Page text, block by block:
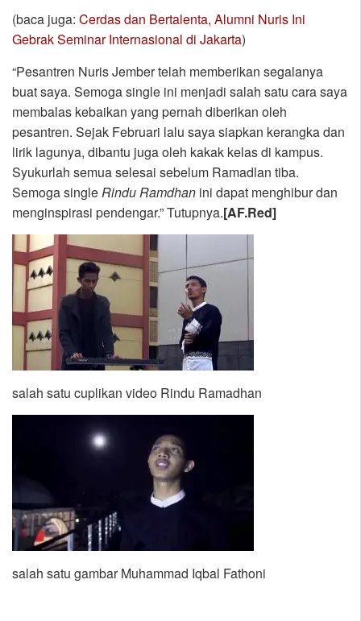
(baca juga: Cerdas dan Bertalenta, Alumni Nuris Ini
Gebrak Seminar Internasional di Jakarta)
“Pesantren Nuris Jember telah memberikan segalanya
buat saya. Semoga single ini menjadi salah satu cara saya
membalas kebaikan yang pernah diberikan oleh
pesantren. Sejak Februari lalu saya siapkan kerangka dan
lirik lagunya, dibantu juga oleh kakak kelas di kampus.
Syukurlah semua selesai sebelum Ramadlan tiba.
Semoga singleRindu Ramdhan ini dapat menghibur dan
menginspirasi pendengar.” Tutupnya.[AF.Red]
salah satu cuplikan video Rindu Ramadhan
salah satu gambar Muhammad Iqbal Fathoni